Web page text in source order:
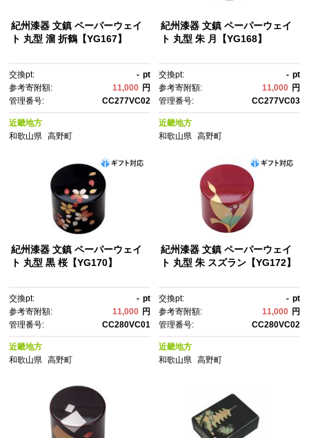
紀州漆器 文鎮 ペーパーウェイ
ト 丸型 溜 折鶴【YG167】
交換pt: - pt
参考寄附額:
11,000 円
管理番号:
CC277VC02
近畿地方
和歌山県
高野町
紀州漆器 文鎮 ペーパーウェイ
ト 丸型 朱 月【YG168】
交換pt: - pt
参考寄附額:
11,000 円
管理番号:
CC277VC03
近畿地方
和歌山県 高野町
紀州漆器 文鎮 ペーパーウェイ
ト 丸型 黒 桜【YG170】
交換pt: - pt
参考寄附額:
11,000 円
管理番号:
CC280VC01
近畿地方
和歌山県
高野町
紀州漆器 文鎮 ペーパーウェイ
ト 丸型 朱 スズラン【YG172】
交換pt: - pt
参考寄附額:
11,000 円
管理番号:
CC280VC02
近畿地方
和歌山県 高野町